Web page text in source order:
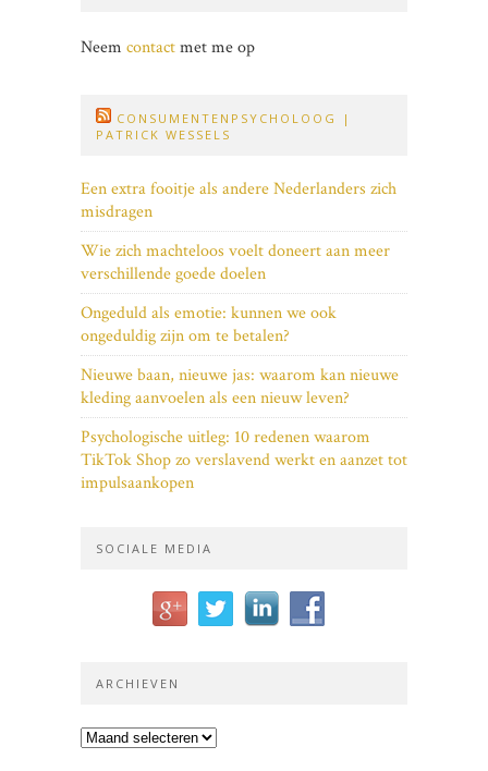
Neem contactmet me op
CONSUMENTENPSYCHOLOOG |
PATRICK WESSELS
Een extra fooitje als andere Nederlanders zich
misdragen
Wie zich machteloos voelt doneert aan meer
verschillende goede doelen
Ongeduld als emotie: kunnen we ook
ongeduldig zijn om te betalen?
Nieuwe baan, nieuwe jas: waarom kan nieuwe
kleding aanvoelen als een nieuw leven?
Psychologische uitleg: 10 redenen waarom
TikTok Shop zo verslavend werkt en aanzet tot
impulsaankopen
SOCIALE MEDIA
ARCHIEVEN
Archieven